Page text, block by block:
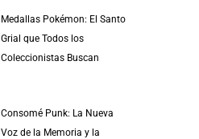
Medallas Pokémon: El Santo
Grial que Todos los
Coleccionistas Buscan
Consomé Punk: La Nueva
Voz de la Memoria y la